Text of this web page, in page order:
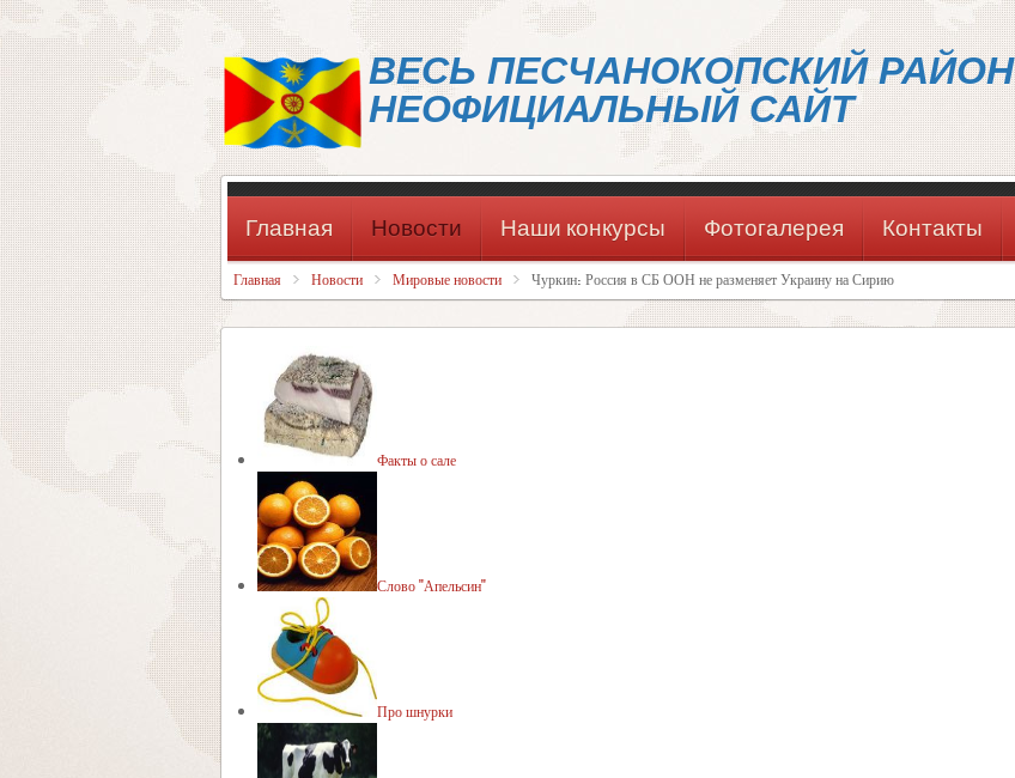
ВЕСЬ ПЕСЧАНОКОПСКИЙ РАЙОН
НЕОФИЦИАЛЬНЫЙ САЙТ
Главная Новости Наши конкурсы Фотогалерея Контакты
Главная Новости Мировые новости Чуркин: Россия в СБ ООН не разменяет Украину на Сирию
Факты о сале
Слово "Апельсин"
Про шнурки